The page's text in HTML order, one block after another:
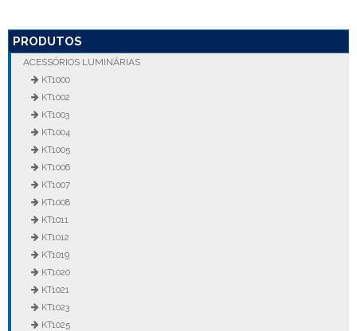
PRODUTOS
ACESSÓRIOS LUMINÁRIAS
KT1000
KT1002
KT1003
KT1004
KT1005
KT1006
KT1007
KT1008
KT1011
KT1012
KT1019
KT1020
KT1021
KT1023
KT1025